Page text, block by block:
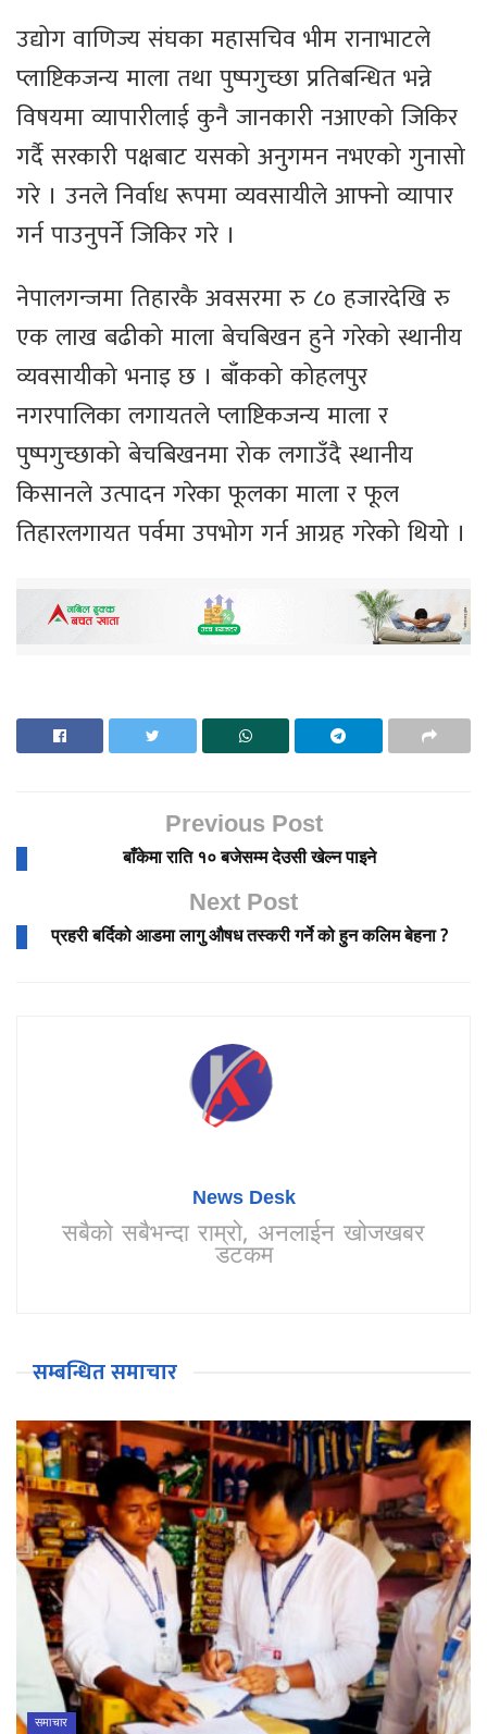
उद्योग वाणिज्य संघका महासचिव भीम रानाभाटले
प्लाष्टिकजन्य माला तथा पुष्पगुच्छा प्रतिबन्धित भन्ने
विषयमा व्यापारीलाई कुनै जानकारी नआएको जिकिर
गर्दै सरकारी पक्षबाट यसको अनुगमन नभएको गुनासो
गरे । उनले निर्वाध रूपमा व्यवसायीले आफ्नो व्यापार
गर्न पाउनुपर्ने जिकिर गरे ।
नेपालगन्जमा तिहारकै अवसरमा रु ८० हजारदेखि रु
एक लाख बढीको माला बेचबिखन हुने गरेको स्थानीय
व्यवसायीको भनाइ छ । बाँकको कोहलपुर
नगरपालिका लगायतले प्लाष्टिकजन्य माला र
पुष्पगुच्छाको बेचबिखनमा रोक लगाउँदै स्थानीय
किसानले उत्पादन गरेका फूलका माला र फूल
तिहारलगायत पर्वमा उपभोग गर्न आग्रह गरेको थियो ।
Previous Post
बाँकेमा राति १० बजेसम्म देउसी खेल्न पाइने
Next Post
प्रहरी बर्दिको आडमा लागु औषध तस्करी गर्ने को हुन कलिम बेहना ?
News Desk
सबैको सबैभन्दा राम्रो, अनलाईन खोजखबर
डटकम
सम्बन्धित समाचार
समाचार